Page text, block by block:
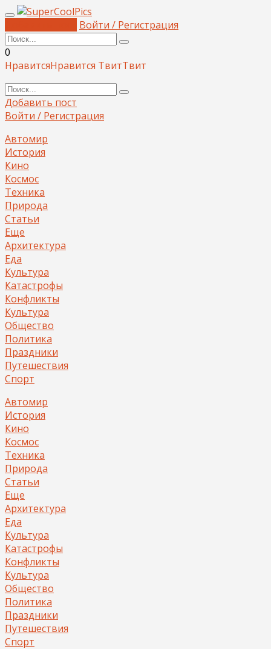
Войти / Регистрация
0
НравитсяНравится ТвитТвит
Добавить пост
Войти / Регистрация
Автомир
История
Кино
Космос
Техника
Природа
Статьи
Еще
Архитектура
Еда
Культура
Катастрофы
Конфликты
Культура
Общество
Политика
Праздники
Путешествия
Спорт
Автомир
История
Кино
Космос
Техника
Природа
Статьи
Еще
Архитектура
Еда
Культура
Катастрофы
Конфликты
Культура
Общество
Политика
Праздники
Путешествия
Спорт